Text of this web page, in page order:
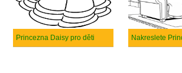
Princezna Daisy pro děti